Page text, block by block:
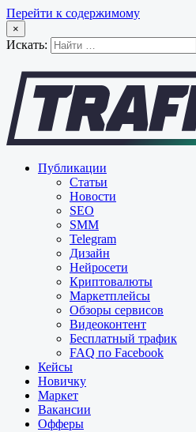
Перейти к содержимому
×
Искать:
Публикации
Статьи
Новости
SEO
SMM
Telegram
Дизайн
Нейросети
Криптовалюты
Маркетплейсы
Обзоры сервисов
Видеоконтент
Бесплатный трафик
FAQ по Facebook
Кейсы
Новичку
Маркет
Вакансии
Офферы